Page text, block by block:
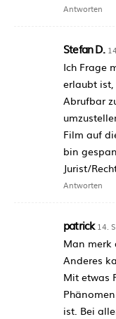
Antworten
Stefan D.
Ich Frage
erlaubt
Abrufbar
Film auf
bin
Jurist/
Antworten
patrick 14.
Man merk
Anderes
Mit etwas
ist. Bei